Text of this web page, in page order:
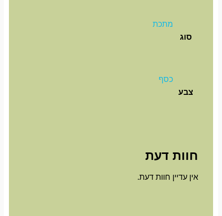
סוג
מתכת
צבע
כסף
חוות דעת
אין עדיין חוות דעת.